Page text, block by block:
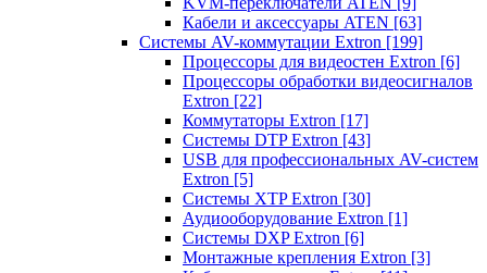
Кабели и аксессуары ATEN [63]
Системы AV-коммутации Extron [199]
Процессоры для видеостен Extron [6]
Процессоры обработки видеосигналов
Extron [22]
Коммутаторы Extron [17]
Системы DTP Extron [43]
USB для профессиональных AV-систем
Extron [5]
Системы XTP Extron [30]
Аудиооборудование Extron [1]
Системы DXP Extron [6]
Монтажные крепления Extron [3]